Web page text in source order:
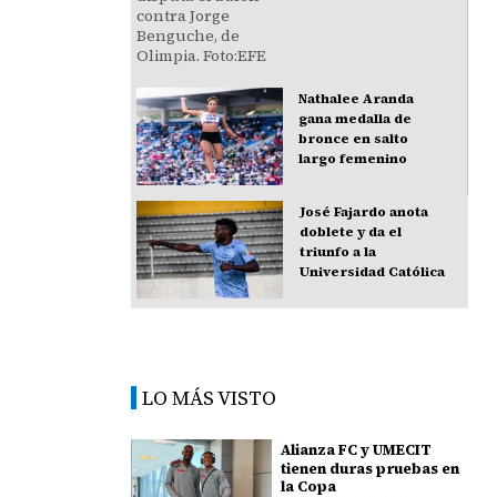
Nathalee Aranda
gana medalla de
bronce en salto
largo femenino
José Fajardo anota
doblete y da el
triunfo a la
Universidad Católica
LO MÁS VISTO
Alianza FC y UMECIT
tienen duras pruebas en
la Copa